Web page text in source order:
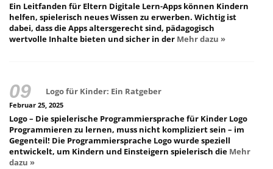
Ein Leitfanden für Eltern Digitale Lern-Apps können Kindern
helfen, spielerisch neues Wissen zu erwerben. Wichtig ist
dabei, dass die Apps altersgerecht sind, pädagogisch
wertvolle Inhalte bieten und sicher in der Mehr dazu »
Logo für Kinder: Ein Ratgeber
Februar 25, 2025
Logo – Die spielerische Programmiersprache für Kinder Logo
Programmieren zu lernen, muss nicht kompliziert sein – im
Gegenteil! Die Programmiersprache Logo wurde speziell
entwickelt, um Kindern und Einsteigern spielerisch die Mehr
dazu »